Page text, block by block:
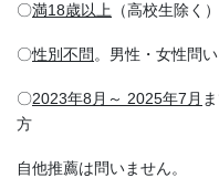
〇満18歳以上 （高校生除く）
〇性別不問。男性・女性問い
〇2023年8月～ 2025年7月
方
自他推薦は問いません。